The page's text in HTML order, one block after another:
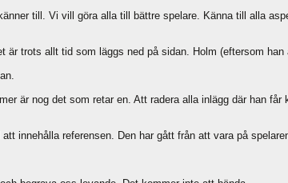
till. Vi vill göra alla till bättre spelare. Känna till alla
trots allt tid som läggs ned på sidan. Holm (eftersom
är nog det som retar en. Att radera alla inlägg där han
innehålla referensen. Den har gått från att vara på